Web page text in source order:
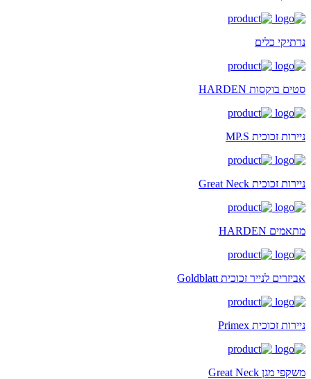
נרתיקי כלים
סטים בוקסות HARDEN
ניירות זכוכית MP.S
ניירות זכוכית Great Neck
מתאמים HARDEN
אביזרים לנייר זכוכית Goldblatt
ניירות זכוכית Primex
משקפי מגן Great Neck